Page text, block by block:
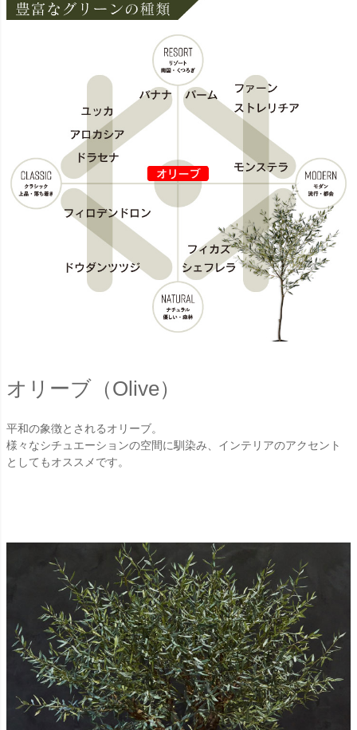
オリーブ（Olive）
平和の象徴とされるオリーブ。
様々なシチュエーションの空間に馴染み、インテリアのアクセント
としてもオススメです。